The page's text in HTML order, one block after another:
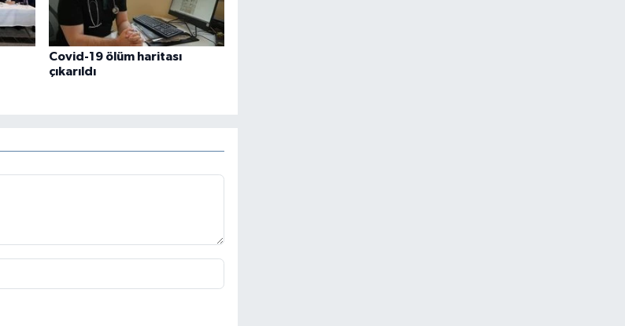
Covid-19 ölüm haritası
çıkarıldı